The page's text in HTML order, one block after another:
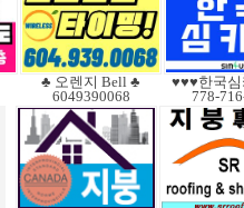
♣ 오렌지 Bell ♣
6049390068
♥♥♥한국
778-